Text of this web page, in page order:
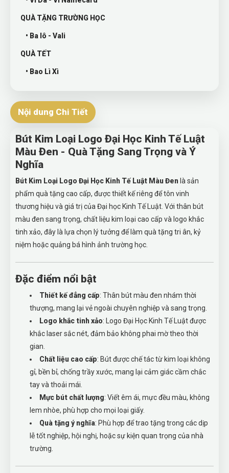
QUÀ TẶNG TRƯỜNG HỌC
• Ba lô - Vali
QUÀ TẾT
• Bao Lì Xì
Nội dung Chi Tiết
Bút Kim Loại Logo Đại Học Kinh Tế Luật
Màu Đen - Quà Tặng Sang Trọng và Ý
Nghĩa
Bút Kim Loại Logo Đại Học Kinh Tế Luật Màu Đen là sản
phẩm quà tặng cao cấp, được thiết kế riêng để tôn vinh
thương hiệu và giá trị của Đại học Kinh Tế Luật. Với thân bút
màu đen sang trọng, chất liệu kim loại cao cấp và logo khắc
tinh xảo, đây là lựa chọn lý tưởng để làm quà tặng tri ân, kỷ
niệm hoặc quảng bá hình ảnh trường học.
Đặc điểm nổi bật
Thiết kế đẳng cấp: Thân bút màu đen nhám thời
thượng, mang lại vẻ ngoài chuyên nghiệp và sang trọng.
Logo khắc tinh xảo: Logo Đại Học Kinh Tế Luật được
khắc laser sắc nét, đảm bảo không phai mờ theo thời
gian.
Chất liệu cao cấp: Bút được chế tác từ kim loại không
gỉ, bền bỉ, chống trầy xước, mang lại cảm giác cầm chắc
tay và thoải mái.
Mực bút chất lượng: Viết êm ái, mực đều màu, không
lem nhòe, phù hợp cho mọi loại giấy.
Quà tặng ý nghĩa: Phù hợp để trao tặng trong các dịp
lễ tốt nghiệp, hội nghị, hoặc sự kiện quan trọng của nhà
trường.